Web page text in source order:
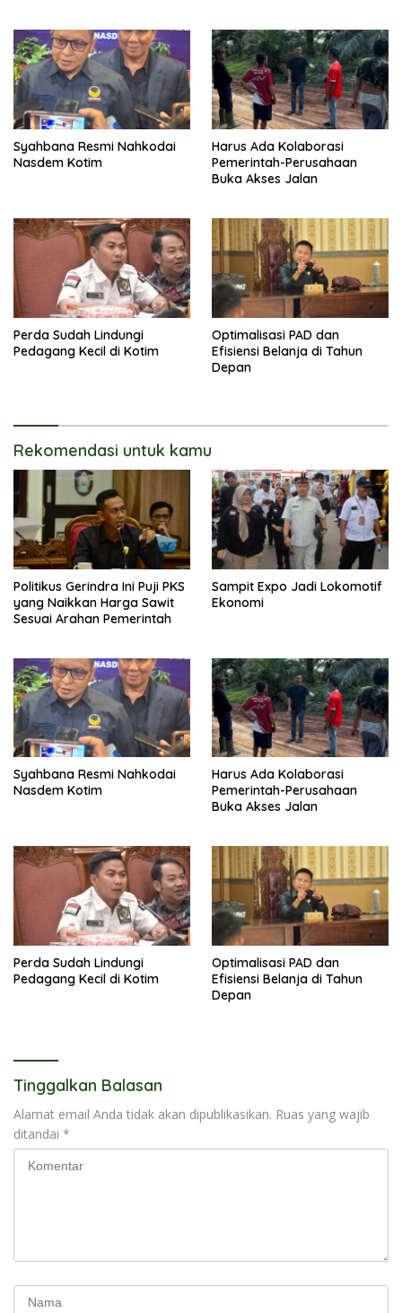
Syahbana Resmi Nahkodai
Nasdem Kotim
Harus Ada Kolaborasi
Pemerintah-Perusahaan
Buka Akses Jalan
Perda Sudah Lindungi
Pedagang Kecil di Kotim
Optimalisasi PAD dan
Efisiensi Belanja di Tahun
Depan
Rekomendasi untuk kamu
Politikus Gerindra Ini Puji PKS
yang Naikkan Harga Sawit
Sesuai Arahan Pemerintah
Sampit Expo Jadi Lokomotif
Ekonomi
Syahbana Resmi Nahkodai
Nasdem Kotim
Harus Ada Kolaborasi
Pemerintah-Perusahaan
Buka Akses Jalan
Perda Sudah Lindungi
Pedagang Kecil di Kotim
Optimalisasi PAD dan
Efisiensi Belanja di Tahun
Depan
Tinggalkan Balasan
Alamat email Anda tidak akan dipublikasikan. Ruas yang wajib
ditandai *